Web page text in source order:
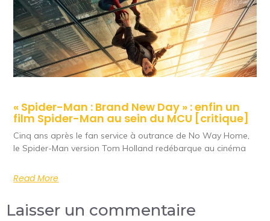
« Spider-Man : Brand New Day » : enfin un
film Spider-Man au sein du MCU [critique]
Cinq ans après le fan service à outrance de No Way Home,
le Spider-Man version Tom Holland redébarque au cinéma
Read More
Laisser un commentaire